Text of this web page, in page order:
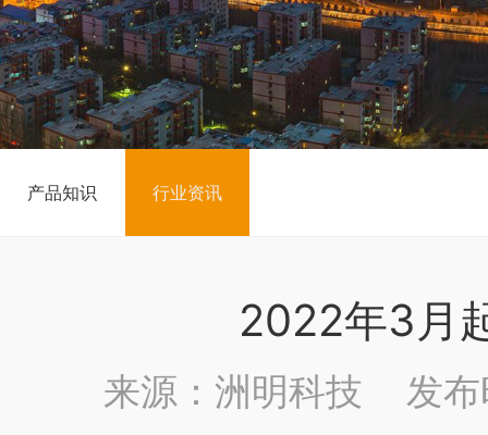
产品知识 行业资讯
2022年3月
来源：洲明科技 发